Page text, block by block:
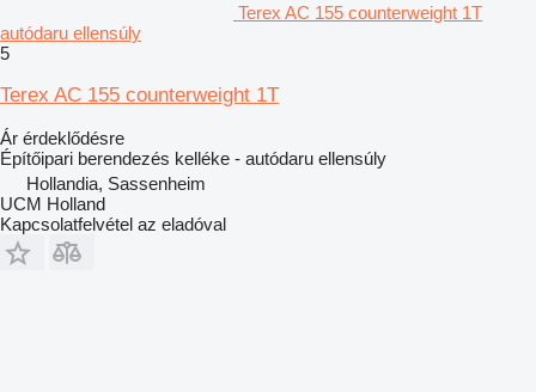
Terex AC 155 counterweight 1T
autódaru ellensúly
5
Terex AC 155 counterweight 1T
Ár érdeklődésre
Építőipari berendezés kelléke - autódaru ellensúly
Hollandia, Sassenheim
UCM Holland
Kapcsolatfelvétel az eladóval